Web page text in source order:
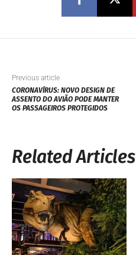
Previous article
CORONAVÍRUS: NOVO DESIGN DE
ASSENTO DO AVIÃO PODE MANTER
OS PASSAGEIROS PROTEGIDOS
Related Articles